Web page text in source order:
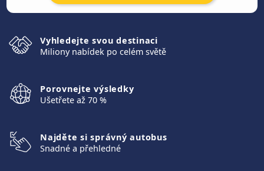
Vyhledejte svou destinaci
Miliony nabídek po celém světě
Porovnejte výsledky
Ušetřete až 70 %
Najděte si správný autobus
Snadné a přehledné